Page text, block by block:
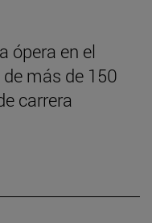
ópera en el
más de 150
carrera